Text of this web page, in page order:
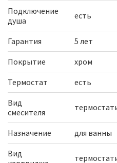
Подключение
душа
есть
Гарантия
5 лет
Покрытие
хром
Термостат
есть
Вид
смесителя
Назначение
для ванны
Вид